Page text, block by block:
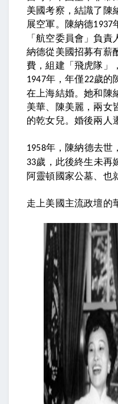
美國考察，結識了陳
展空軍。陳納德1937
「航空委員會」負
納德從美國招募有薪
費，組建「飛虎隊」
1947年，年僅22歲的
在上海結婚。她和陳
美華、陳美麗，兩女
的乾女兒。婚後兩人
1958年，陳納德去世
33歲，此後終生未再
阿靈頓國家公墓、也
走上美國主流政壇的